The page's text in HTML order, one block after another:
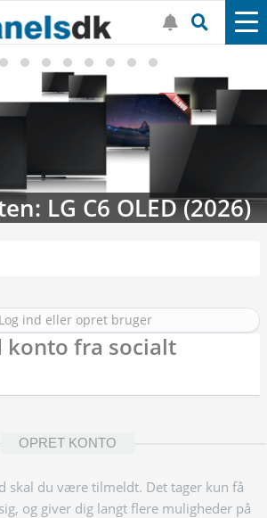
LG C6 OLED (2026)
ind eller opret bruger
konto fra socialt
OPRET KONTO
skal du være tilmeldt. Det tager kun få
og giver dig langt flere muligheder på